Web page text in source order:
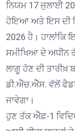
ਨਿਯਮ 17 ਜੁਲਾਈ
ਹੋਇਆ ਅਤੇ ਇਸ ਦੀ
2026 ਹੈ।
ਸਮੀਖਿਆ ਦੇ ਅਧੀਨ
ਲਾਗੂ ਹੋਣ ਦੀ ਤਾਰੀਖ਼
ਡੀ.ਐੱਚ.ਐੱਸ. ਵੱਲੋਂ
ਜਾਵੇਗਾ।
ਹੁਣ ਤੱਕ ਐੱਫ਼-1